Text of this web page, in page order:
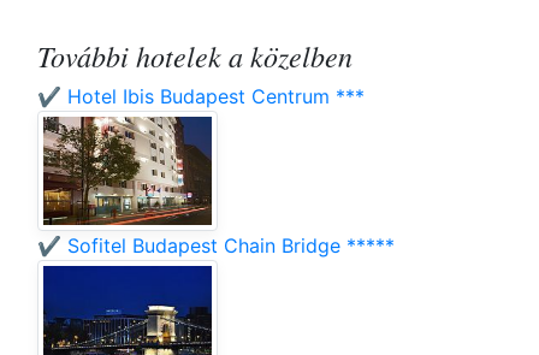
További hotelek a közelben
✔️ Hotel Ibis Budapest Centrum ***
✔️ Sofitel Budapest Chain Bridge *****